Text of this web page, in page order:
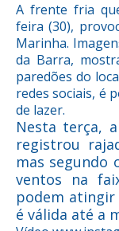
A frente fria
feira (30),
Marinha.
da Barra,
paredões do
redes sociais, é
de lazer.
Nesta terça,
registrou
mas segundo
ventos na
podem atingir
é válida até a